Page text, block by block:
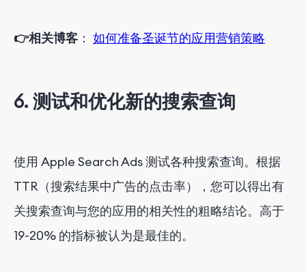
👉相关博客 ： 如何准备圣诞节的应用营销策略
6. 测试和优化新的搜索查询
使用 Apple Search Ads 测试各种搜索查询。根据
TTR（搜索结果中广告的点击率），您可以得出有
关搜索查询与您的应用的相关性的粗略结论。高于
19-20% 的指标被认为是最佳的。